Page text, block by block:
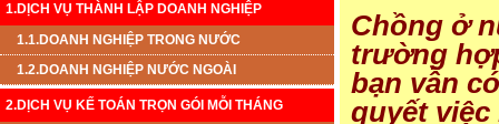
1.DỊCH VỤ THÀNH LẬP DOANH NGHIỆP
1.1.DOANH NGHIỆP TRONG NƯỚC
1.2.DOANH NGHIỆP NƯỚC NGOÀI
2.DỊCH VỤ KẾ TOÁN TRỌN GÓI MỖI THÁNG
Chồng ở
trường
bạn vẫn
quyết